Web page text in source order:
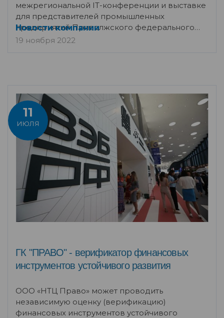
межрегиональной IТ-конференции и выставке
для представителей промышленных
предприятий Приволжского федерального
окр
Новости компании
19 ноября 2022
11
ИЮЛЯ
ГК "ПРАВО" - верификатор финансовых
инструментов устойчивого развития
ООО «НТЦ Право» может проводить
независимую оценку (верификацию)
финансовых инструментов устойчивого